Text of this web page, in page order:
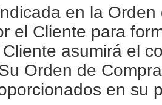
en la
el Cliente para
asumirá el
Orden de
en su